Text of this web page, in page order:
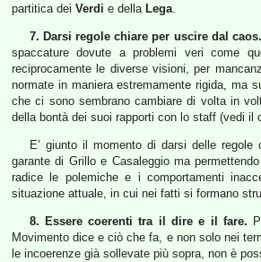
partitica dei Verdi e della Lega.
7. Darsi regole chiare per uscire dal caos.
spaccature dovute a problemi veri come
reciprocamente le diverse visioni, per
normate in maniera estremamente rigida, ma
che ci sono sembrano cambiare di volta in
della bontà dei suoi rapporti con lo staff (vedi il
E’ giunto il momento di darsi delle
garante di Grillo e Casaleggio ma
radice le polemiche e i comportamenti
situazione attuale, in cui nei fatti si formano
8. Essere coerenti tra il dire e il fare.
Movimento dice e ciò che fa, e non solo nei
le incoerenze già sollevate più sopra, non è